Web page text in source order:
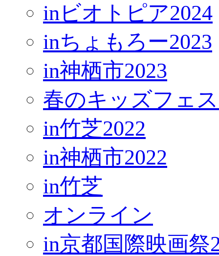
inビオトピア2024
inちょもろー2023
in神栖市2023
春のキッズフェ
in竹芝2022
in神栖市2022
in竹芝
オンライン
in京都国際映画祭